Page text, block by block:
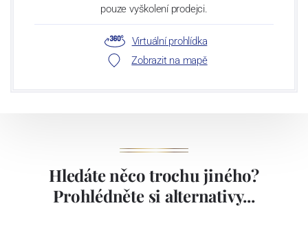
pouze vyškolení prodejci.
Virtuální prohlídka
Zobrazit na mapě
Hledáte něco trochu jiného?
Prohlédněte si alternativy...